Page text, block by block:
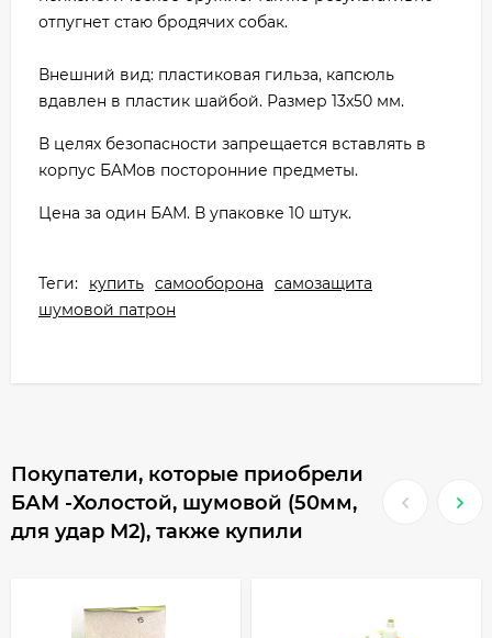
отпугнет стаю бродячих собак.
Внешний вид: пластиковая гильза, капсюль
вдавлен в пластик шайбой. Размер 13х50 мм.
В целях безопасности запрещается вставлять в
корпус БАМов посторонние предметы.
Цена за один БАМ. В упаковке 10 штук.
Теги: купить самооборона
самозащита
шумовой патрон
Покупатели, которые приобрели
БАМ -Холостой, шумовой (50мм,
для удар М2), также купили